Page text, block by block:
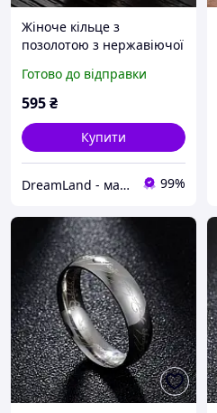
Жіноче кільце з
позолотою з нержавіючої
«Sweetheart» (р 15.9)
Готово до відправки
595₴
Купити
DreamLand - магазин ювелірної біжутерії 99%